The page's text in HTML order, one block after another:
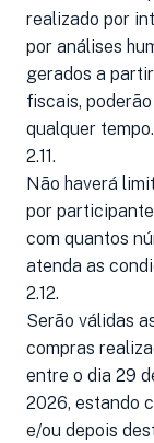
realizado por
por análises
gerados a
fiscais,
qualquer tempo.
2.11.
Não haverá
por
com quantos
atenda as
2.12.
Serão válidas
compras
entre o dia 29
2026, estando
e/ou depois